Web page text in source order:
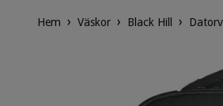
Hem Väskor Black Hill